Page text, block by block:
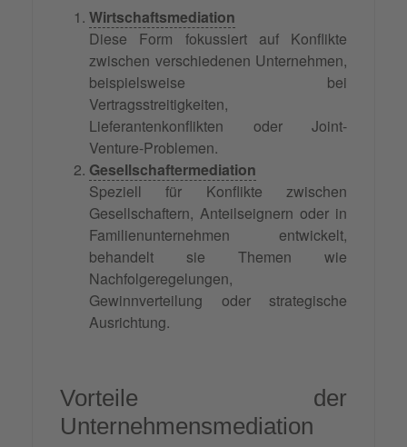
Wirtschaftsmediation
Diese Form fokussiert auf Konflikte
zwischen verschiedenen Unternehmen,
beispielsweise bei
Vertragsstreitigkeiten,
Lieferantenkonflikten oder Joint-
Venture-Problemen.
Gesellschaftermediation
Speziell für Konflikte zwischen
Gesellschaftern, Anteilseignern oder in
Familienunternehmen entwickelt,
behandelt sie Themen wie
Nachfolgeregelungen,
Gewinnverteilung oder strategische
Ausrichtung.
Vorteile der
Unternehmensmediation